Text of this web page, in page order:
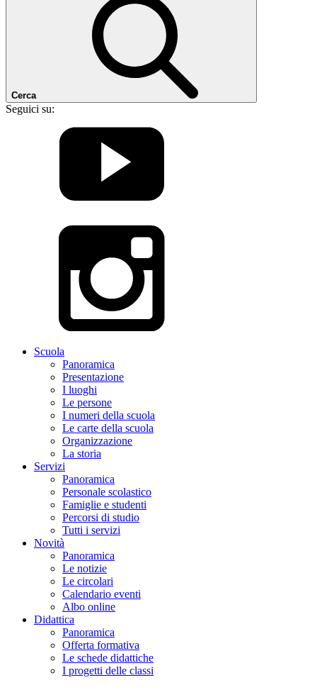
Cerca
Seguici su:
Scuola
Panoramica
Presentazione
I luoghi
Le persone
I numeri della scuola
Le carte della scuola
Organizzazione
La storia
Servizi
Panoramica
Personale scolastico
Famiglie e studenti
Percorsi di studio
Tutti i servizi
Novità
Panoramica
Le notizie
Le circolari
Calendario eventi
Albo online
Didattica
Panoramica
Offerta formativa
Le schede didattiche
I progetti delle classi